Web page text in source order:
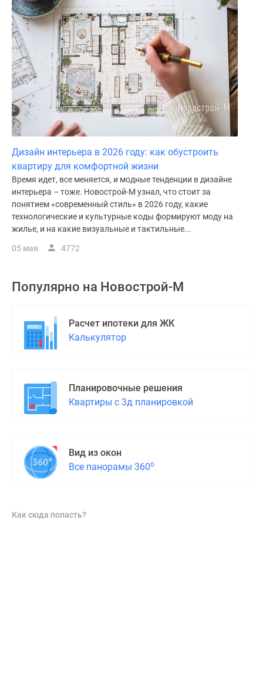
Дизайн интерьера в 2026 году: как обустроить
квартиру для комфортной жизни
Время идет, все меняется, и модные тенденции в дизайне
интерьера – тоже. Новострой-М узнал, что стоит за
понятием «современный стиль» в 2026 году, какие
технологические и культурные коды формируют моду на
жилье, и на какие визуальные и тактильные...
05 мая 4772
Популярно на Новострой-М
Расчет ипотеки для ЖК
Калькулятор
Планировочные решения
Квартиры с 3д планировкой
Вид из окон
Все панорамы 360о
Как сюда попасть?